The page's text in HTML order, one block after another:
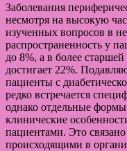
Заболевания
несмотря на высокую
изученных вопросов в
распространенность у
до 8%, а в более
достигает 22%.
пациенты с
редко встречается
однако отдельные
клинические
пациентами. Это
происходящими в